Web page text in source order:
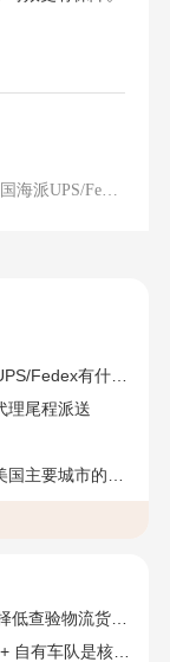
下一篇：美国卡车派送的优势是什么？与美国海派UPS/Fedex有什么不同？
有什么不同？
理尾程派送
的派送缩短1天
验物流货代？
队是核心硬指标